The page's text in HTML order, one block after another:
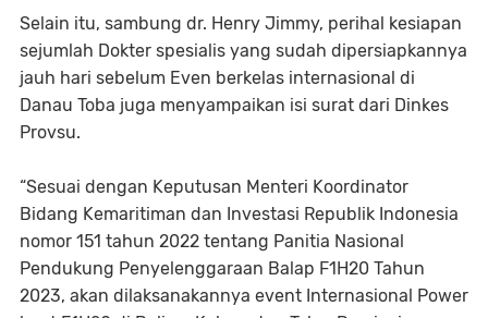
Selain itu, sambung dr. Henry Jimmy, perihal kesiapan
sejumlah Dokter spesialis yang sudah dipersiapkannya
jauh hari sebelum Even berkelas internasional di
Danau Toba juga menyampaikan isi surat dari Dinkes
Provsu.
“Sesuai dengan Keputusan Menteri Koordinator
Bidang Kemaritiman dan Investasi Republik Indonesia
nomor 151 tahun 2022 tentang Panitia Nasional
Pendukung Penyelenggaraan Balap F1H20 Tahun
2023, akan dilaksanakannya event Internasional Power